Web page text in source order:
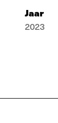
Jaar
2023